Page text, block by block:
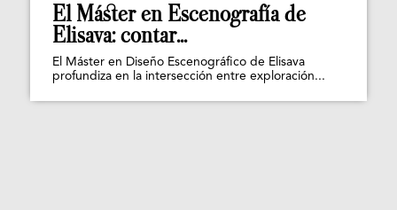
El Máster en Escenografía de
Elisava: contar...
El Máster en Diseño Escenográfico de Elisava
profundiza en la intersección entre exploración...